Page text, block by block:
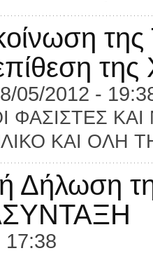
05/2012 -
ΦΑΣΙΣΤΕΣ
ΚΑΙ ΟΛΗ
Δήλωση
17:38